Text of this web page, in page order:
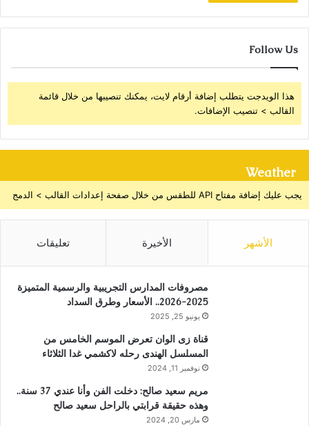
Follow Us
هذا الويدجت يتطلب إضافة أرقام لايت، يمكنك تنصيبها من خلال قائمة
القالب > تنصيب الإضافات.
Weather
يجب عليك إضافة مفتاح API للطقس من خلال صفحة إعدادات القالب > الدمج
الأشهر الأخيرة تعليقات
مصروفات المدارس التجريبية والرسمية المتميزة
2025-2026.. الأسعار وطرق السداد
يونيو 25, 2025
قناة زى الوان تعرض الموسم الخامس من
المسلسل الهندى رحله لاكشمي غدا الثلاثاء
نوفمبر 11, 2024
مريم سعيد صالح: دخلت الفن وأنا عندي 37 سنة..
وهذه حقيقة قرابتي بالراحل سعيد صالح
مارس 20, 2024